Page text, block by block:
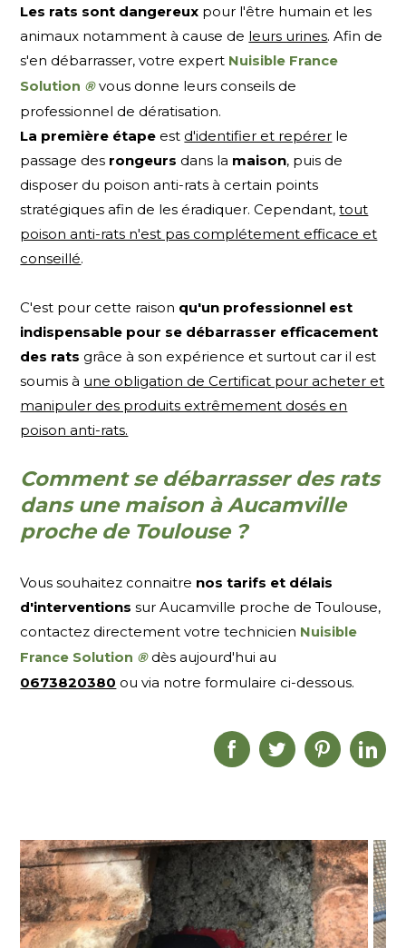
Les rats sont dangereux pour l'être humain et les
animaux notamment à cause de leurs urines. Afin de
s'en débarrasser, votre expert Nuisible France
Solution ®vous donne leurs conseils de
professionnel de dératisation.
La première étape est d'identifier et repérer le
passage des rongeurs dans la maison, puis de
disposer du poison anti-rats à certain points
stratégiques afin de les éradiquer. Cependant,tout
poison anti-rats n'est pas complétement efficace et
conseillé.
C'est pour cette raison qu'un professionnel est
indispensable pour se débarrasser efficacement
des rats grâce à son expérience et surtout car il est
soumis à une obligation de Certificat pour acheter et
manipuler des produits extrêmement dosés en
poison anti-rats.
Comment se débarrasser des rats
dans une maison à Aucamville
proche de Toulouse ?
Vous souhaitez connaitre nos tarifs et délais
d'interventionssur Aucamville proche de Toulouse,
contactez directement votre technicien Nuisible
France Solution ®dès aujourd'hui au
0673820380 ou via notre formulaire ci-dessous.